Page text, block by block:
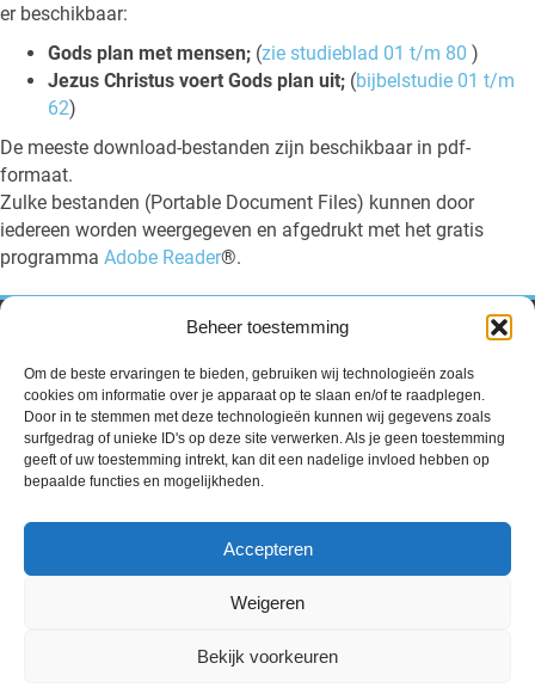
Beheer toestemming
Om de beste ervaringen te bieden, gebruiken wij technologieën zoals
cookies om informatie over je apparaat op te slaan en/of te raadplegen.
Door in te stemmen met deze technologieën kunnen wij gegevens zoals
surfgedrag of unieke ID's op deze site verwerken. Als je geen toestemming
geeft of uw toestemming intrekt, kan dit een nadelige invloed hebben op
bepaalde functies en mogelijkheden.
Accepteren
Weigeren
Bekijk voorkeuren
er beschikbaar:
Gods plan met mensen; (zie studieblad 01 t/m 80 )
Jezus Christus voert Gods plan uit; (bijbelstudie 01 t/m
62)
De meeste download-bestanden zijn beschikbaar in pdf-
formaat.
Zulke bestanden (Portable Document Files) kunnen door
iedereen worden weergegeven en afgedrukt met het gratis
programma Adobe Reader®.
Volle Evangelie Gemeente “de Ark”
Pr.Hendrikstraat 54,
2405 AK Alphen a/d Rijn.
voorganger@vegdeark.nl
Dagelijks woord